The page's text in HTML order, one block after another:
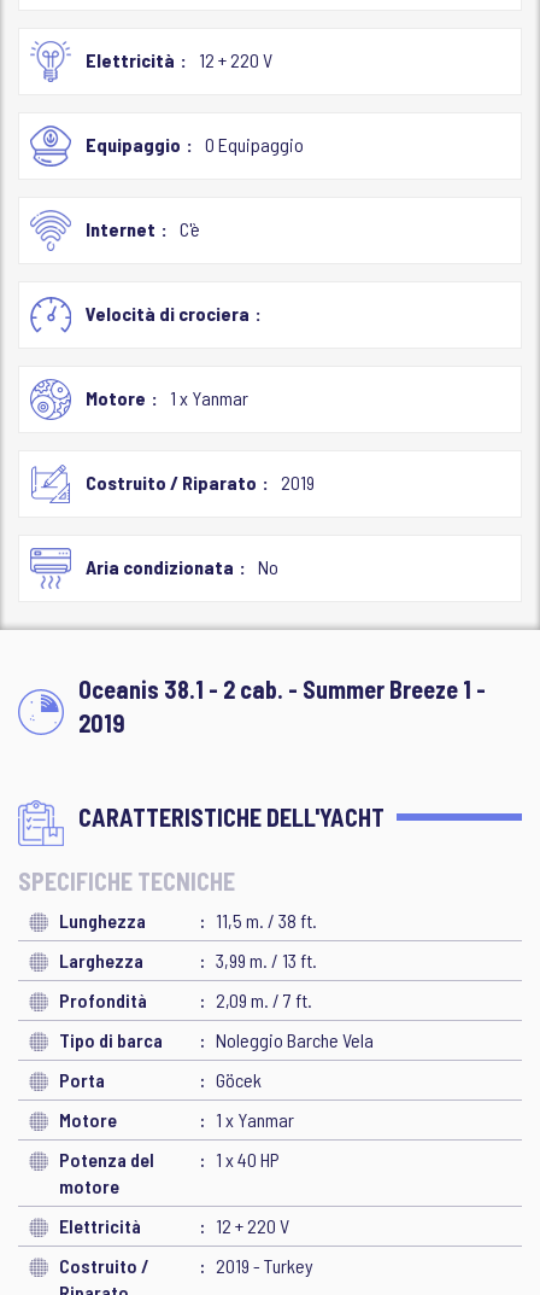
Elettricità 12 + 220 V
Equipaggio 0 Equipaggio
Internet C'è
Velocità di crociera
Motore 1 x Yanmar
Costruito / Riparato 2019
Aria condizionata No
Oceanis 38.1 - 2 cab. - Summer Breeze 1 -
2019
CARATTERISTICHE DELL'YACHT
SPECIFICHE TECNICHE
Lunghezza
11,5 m. / 38 ft.
Larghezza
3,99 m. / 13 ft.
Profondità
2,09 m. / 7 ft.
Tipo di barca
Noleggio Barche Vela
Porta
Göcek
Motore
1 x Yanmar
Potenza del
motore
1 x 40 HP
Elettricità
12 + 220 V
Costruito /
2019 - Turkey